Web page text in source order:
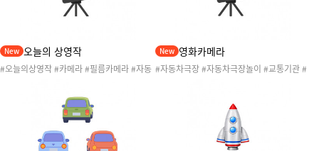
오늘의 상영작
New
#오늘의상영작 #카메라 #필름카메라 #자동
#자동차영화관 #교통기관놀이 #교통기관활
동 #교통기관도안 #영화관매점 #자동차극장
매점 #자동차놀이 #어린이영화
영화카메라
New
#자동차극장 #자동차극장놀이 #교통기관 #
차극장매점 #자동차놀이 #어린이영화 #카메